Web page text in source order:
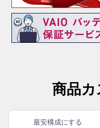
商品
最安構成にする